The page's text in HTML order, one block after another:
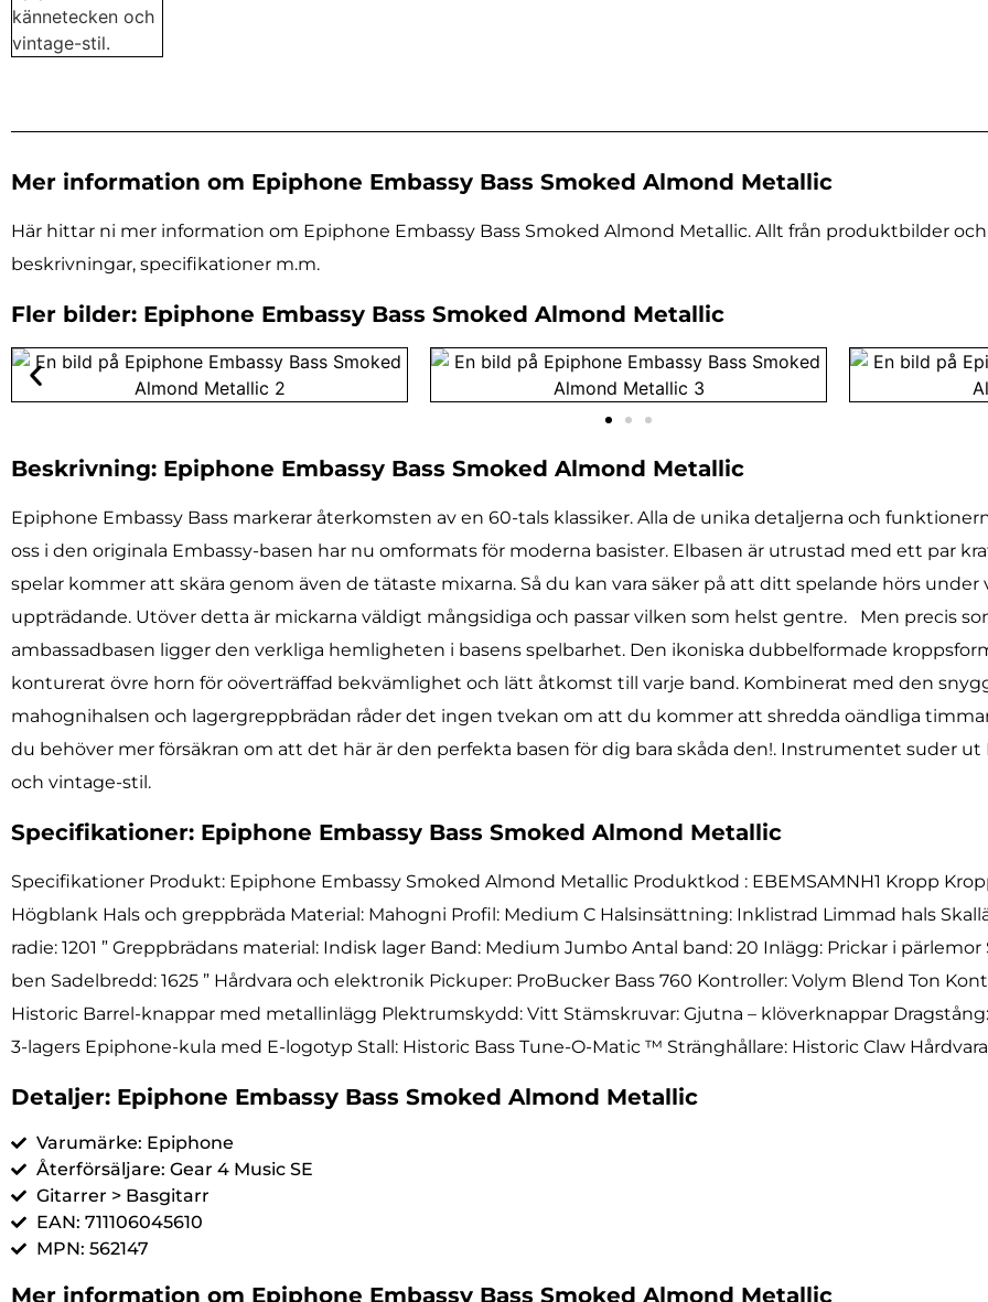
Mer information om Epiphone Embassy Bass Smoked Almond Metallic
Här hittar ni mer information om Epiphone Embassy Bass Smoked Almond Metallic. Allt från produktbilder
beskrivningar, specifikationer m.m.
Fler bilder: Epiphone Embassy Bass Smoked Almond Metallic
Beskrivning: Epiphone Embassy Bass Smoked Almond Metallic
Epiphone Embassy Bass markerar återkomsten av en 60-tals klassiker. Alla de unika detaljerna och
oss i den originala Embassy-basen har nu omformats för moderna basister. Elbasen är utrustad med ett par
spelar kommer att skära genom även de tätaste mixarna. Så du kan vara säker på att ditt spelande hörs under
uppträdande. Utöver detta är mickarna väldigt mångsidiga och passar vilken som helst gentre. Men precis
ambassadbasen ligger den verkliga hemligheten i basens spelbarhet. Den ikoniska dubbelformade
konturerat övre horn för oöverträffad bekvämlighet och lätt åtkomst till varje band. Kombinerat med den
mahognihalsen och lagergreppbrädan råder det ingen tvekan om att du kommer att shredda oändliga
du behöver mer försäkran om att det här är den perfekta basen för dig bara skåda den!. Instrumentet suder
och vintage-stil.
Specifikationer: Epiphone Embassy Bass Smoked Almond Metallic
Specifikationer Produkt: Epiphone Embassy Smoked Almond Metallic Produktkod : EBEMSAMNH1 Kropp
Högblank Hals och greppbräda Material: Mahogni Profil: Medium C Halsinsättning: Inklistrad Limmad hals
radie: 1201 ” Greppbrädans material: Indisk lager Band: Medium Jumbo Antal band: 20 Inlägg: Prickar i
ben Sadelbredd: 1625 ” Hårdvara och elektronik Pickuper: ProBucker Bass 760 Kontroller: Volym Blend Ton
Historic Barrel-knappar med metallinlägg Plektrumskydd: Vitt Stämskruvar: Gjutna – klöverknappar
3-lagers Epiphone-kula med E-logotyp Stall: Historic Bass Tune-O-Matic ™ Stränghållare: Historic Claw
Detaljer: Epiphone Embassy Bass Smoked Almond Metallic
Varumärke: Epiphone
Återförsäljare: Gear 4 Music SE
Gitarrer > Basgitarr
EAN: 711106045610
MPN: 562147
Mer information om Epiphone Embassy Bass Smoked Almond Metallic